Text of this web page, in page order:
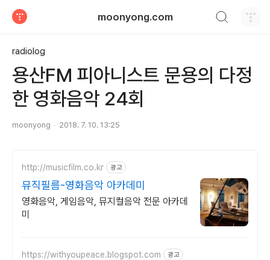
moonyong.com
radiolog
용산FM 피아니스트 문용의 다정
한 영화음악 24회
moonyong 2018. 7. 10. 13:25
http://musicfilm.co.kr 광고
뮤직필름-영화음악 아카데미
영화음악, 게임음악, 뮤지컬음악 전문 아카데
미
https://withyoupeace.blogspot.com 광고